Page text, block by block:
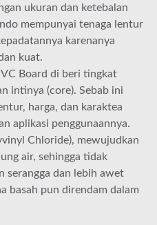
ukuran dan ketebalan
mempunyai tenaga lentur
karenanya
kuat.
Board di beri tingkat
intinya (core). Sebab ini
harga, dan karaktea
aplikasi penggunaannya.
Chloride), mewujudkan
air, sehingga tidak
serangga dan lebih awet
basah pun direndam dalam